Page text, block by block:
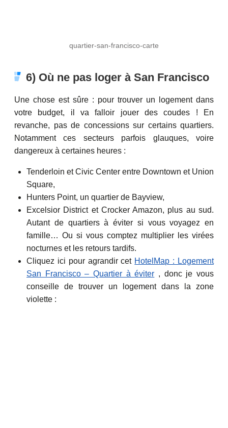
quartier-san-francisco-carte
6) Où ne pas loger à San Francisco
Une chose est sûre : pour trouver un logement dans
votre budget, il va falloir jouer des coudes ! En
revanche, pas de concessions sur certains quartiers.
Notamment ces secteurs parfois glauques, voire
dangereux à certaines heures :
Tenderloin et Civic Center entre Downtown et Union
Square,
Hunters Point, un quartier de Bayview,
Excelsior District et Crocker Amazon, plus au sud.
Autant de quartiers à éviter si vous voyagez en
famille… Ou si vous comptez multiplier les virées
nocturnes et les retours tardifs.
Cliquez ici pour agrandir cet HotelMap : Logement
San Francisco – Quartier à éviter , donc je vous
conseille de trouver un logement dans la zone
violette :